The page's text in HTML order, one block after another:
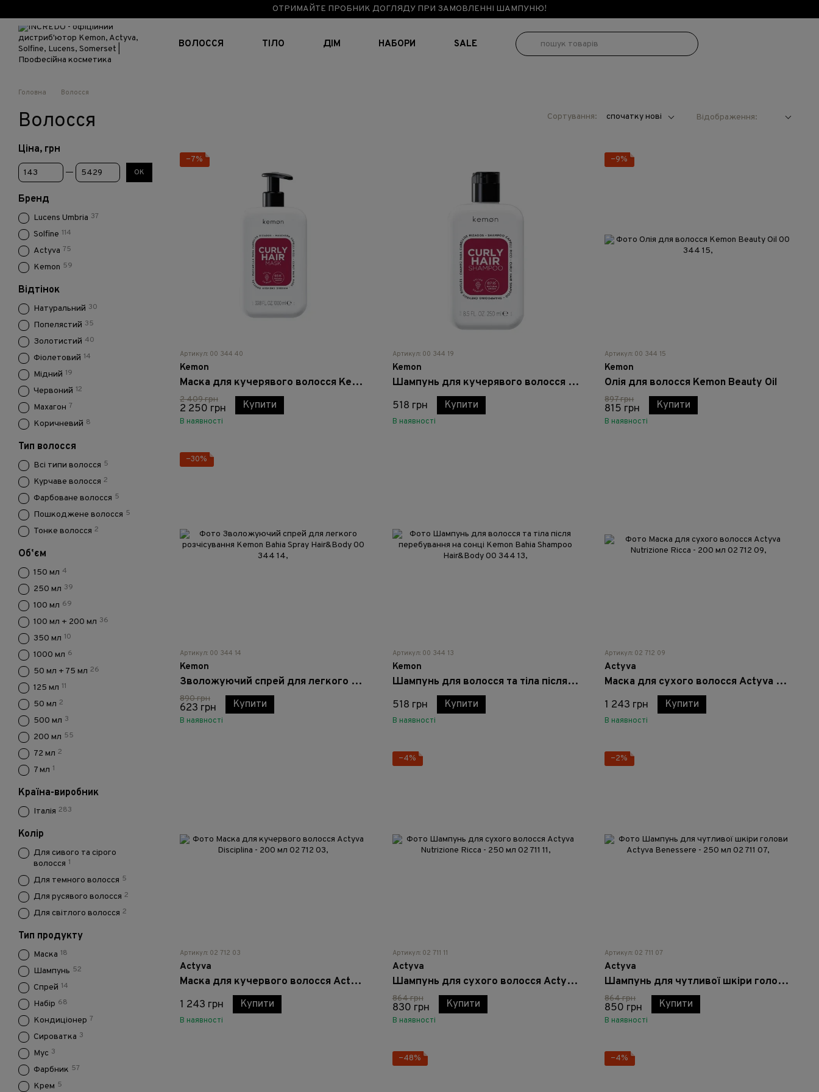
ОТРИМАЙТЕ ПРОБНИК ДОГЛЯДУ ПРИ ЗАМОВЛЕННІ ШАМПУНЮ!
ВОЛОССЯ ТІЛО ДІМ НАБОРИ SALE
Головна Волосся
Волосся Сортування: спочатку нові Відображення:
−7%
Артикул: 00 344 40
Kemon
Маска для кучерявого волосся Kemon Curly Hair Mask
2 409 грн
2 250 грн Купити
В наявності
Артикул: 00 344 19
Kemon
Шампунь для кучерявого волосся Kemon Curly Hair Shampoo
518 грн
Купити
В наявності
−9%
Артикул: 00 344 15
Kemon
Олія для волосся Kemon Beauty Oil
897 грн
815 грн Купити
В наявності
−30%
Артикул: 00 344 14
Kemon
Зволожуючий спрей для легкого розчісування Kemon Bahia Spray Hair&Body
890 грн
623 грн Купити
В наявності
Артикул: 00 344 13
Kemon
Шампунь для волосся та тіла після перебування на сонці Kemon Bahia Shampoo Hair&Body
518 грн
Купити
В наявності
Артикул: 02 712 09
Actyva
Маска для сухого волосся Actyva Nutrizione Ricca - 200 мл
1 243 грн
Купити
В наявності
Артикул: 02 712 03
Actyva
Маска для кучервого волосся Actyva Disciplina - 200 мл
1 243 грн
Купити
В наявності
−4%
Артикул: 02 711 11
Actyva
Шампунь для сухого волосся Actyva Nutrizione Ricca - 250 мл
864 грн
830 грн Купити
В наявності
−2%
Артикул: 02 711 07
Actyva
Шампунь для чутливої шкіри голови Actyva Benessere - 250 мл
864 грн
850 грн Купити
В наявності
−48% −4%
Ціна, грн
Від Ціна, грн
До Ціна, грн ОК
Бренд
Lucens Umbria 37
Solfine 114
Actyva 75
Kemon 59
Відтінок
Натуральний 30
Попелястий 35
Золотистий 40
Фіолетовий 14
Мідний 19
Червоний 12
Махагон 7
Коричневий 8
Тип волосся
Всі типи волосся 5
Курчаве волосся 2
Фарбоване волосся 5
Пошкоджене волосся 5
Тонке волосся 2
Обʼєм
150 мл 4
250 мл 39
100 мл 69
100 мл + 200 мл 36
350 мл 10
1000 мл 6
50 мл + 75 мл 26
125 мл 11
50 мл 2
500 мл 3
200 мл 55
72 мл 2
7 мл 1
Країна-виробник
Італія 283
Колір
Для сивого та сірого
волосся 1
Для темного волосся 5
Для русявого волосся 2
Для світлого волосся 2
Тип продукту
Маска 18
Шампунь 52
Спрей 14
Набір 68
Кондиціонер 7
Сироватка 3
Мус 3
Фарбник 57
Крем 5